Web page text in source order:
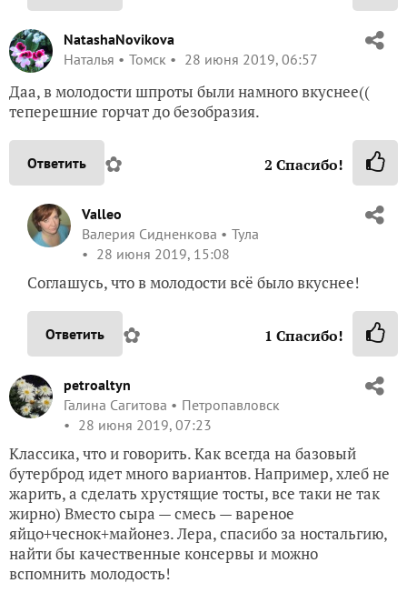
NatashaNovikova
Наталья
Томск 28 июня 2019, 06:57
Даа, в молодости шпроты были намного вкуснее((
теперешние горчат до безобразия.
Ответить ✿ 2 Спасибо!
Valleo
Валерия Сидненкова
Тула
28 июня 2019, 15:08
Соглашусь, что в молодости всё было вкуснее!
Ответить ✿ 1 Спасибо!
petroaltyn
Галина Сагитова
Петропавловск
28 июня 2019, 07:23
Классика, что и говорить. Как всегда на базовый
бутерброд идет много вариантов. Например, хлеб не
жарить, а сделать хрустящие тосты, все таки не так
жирно) Вместо сыра — смесь — вареное
яйцо+чеснок+майонез. Лера, спасибо за ностальгию,
найти бы качественные консервы и можно
вспомнить молодость!